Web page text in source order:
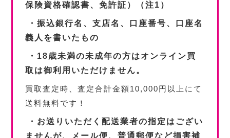
保険資格確認書、免許証）（注1）
・振込銀行名、支店名、口座番号、口座名
義人を書いたもの
・18歳未満の未成年の方はオンライン買
取は御利用いただけません。
買取査定時、査定合計金額10,000円以上にて
送料無料です！
・お送りいただく配送業者の指定はござい
ませんが、メール便、普通郵便など損害補